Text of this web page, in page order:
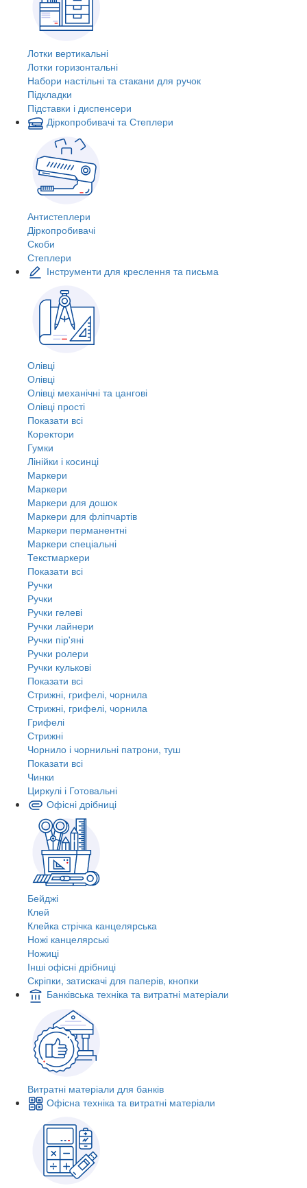
Лотки вертикальні
Лотки горизонтальні
Набори настільні та стакани для ручок
Підкладки
Підставки і диспенсери
Діркопробивачі та Степлери
Антистеплери
Діркопробивачі
Скоби
Степлери
Інструменти для креслення та письма
Олівці
Олівці
Олівці механічні та цангові
Олівці прості
Показати всі
Коректори
Гумки
Лінійки і косинці
Маркери
Маркери
Маркери для дошок
Маркери для фліпчартів
Маркери перманентні
Маркери спеціальні
Текстмаркери
Показати всі
Ручки
Ручки
Ручки гелеві
Ручки лайнери
Ручки пір'яні
Ручки ролери
Ручки кулькові
Показати всі
Стрижні, грифелі, чорнила
Стрижні, грифелі, чорнила
Грифелі
Стрижні
Чорнило і чорнильні патрони, туш
Показати всі
Чинки
Циркулі і Готовальні
Офісні дрібниці
Бейджі
Клей
Клейка стрічка канцелярська
Ножі канцелярські
Ножиці
Інші офісні дрібниці
Скріпки, затискачі для паперів, кнопки
Банківська техніка та витратні матеріали
Витратні матеріали для банків
Офісна техніка та витратні матеріали